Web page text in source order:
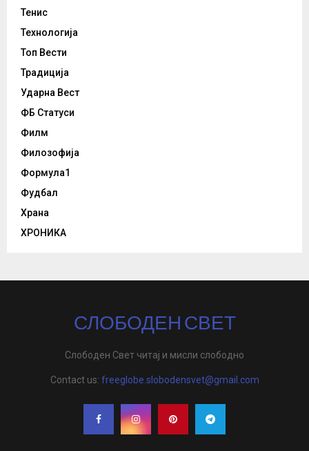
Тенис
Технологија
Топ Вести
Традиција
Ударна Вест
ФБ Статуси
Филм
Филозофија
Формула1
Фудбал
Храна
ХРОНИКА
СЛОБОДЕН СВЕТ
Слободен Свет читај и мисли слободно
Contact us: freeglobe.slobodensvet@gmail.com